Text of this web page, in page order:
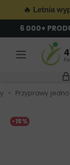
🔥 Letnia
6 000+
Przyprawy
-15%